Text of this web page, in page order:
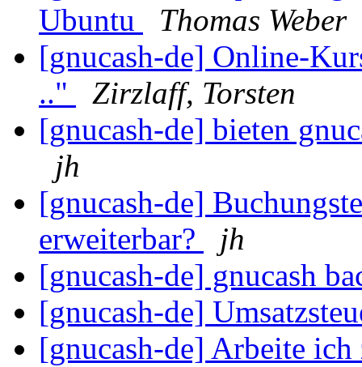
Ubuntu
Thomas Weber
[gnucash-de] Online-
.."
Zirzlaff, Torsten
[gnucash-de] bieten
jh
[gnucash-de]
erweiterbar?
jh
[gnucash-de] gnucash
[gnucash-de]
[gnucash-de] Arbeite